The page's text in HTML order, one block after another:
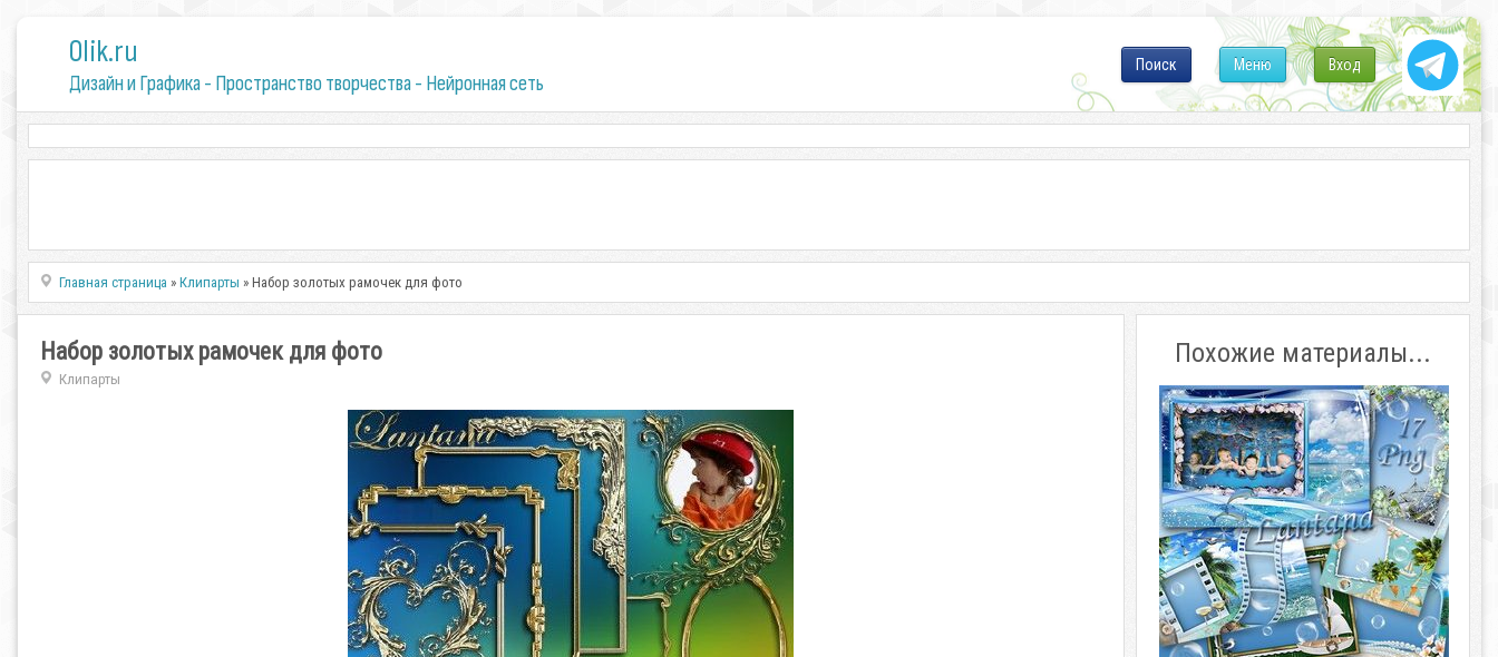
0lik.ru
Дизайн и Графика - Пространство творчества - Нейронная сеть
Вход
Меню
Поиск
Главная страница »Клипарты » Набор золотых рамочек для фото
Набор золотых рамочек для фото
Клипарты
Похожие материалы...